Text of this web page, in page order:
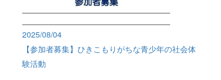
2025/08/04
【参加者募集】ひきこもりがちな青少年の社会体
験活動